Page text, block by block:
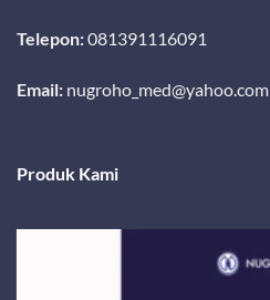
Telepon:081391116091
Email: nugroho_med@yahoo.com
Produk Kami